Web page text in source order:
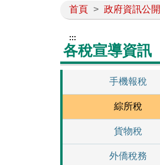
首頁 > 政府資訊公開
:::
各稅宣導資訊
手機報稅
綜所稅
貨物稅
外僑稅務